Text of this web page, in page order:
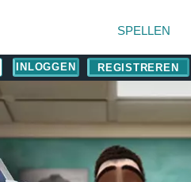
SPELLEN
REGISTREREN